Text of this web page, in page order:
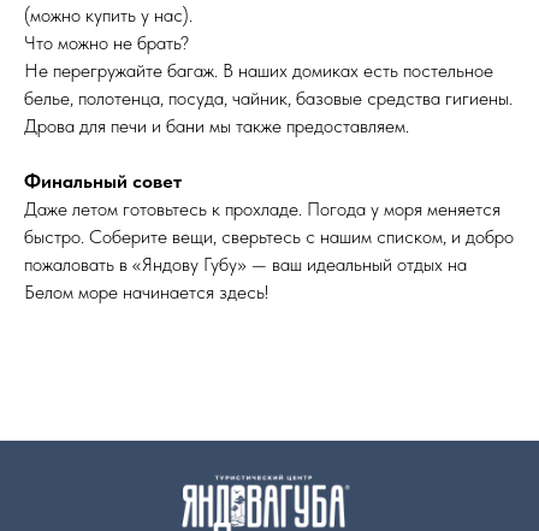
(можно купить у нас).
Что можно не брать?
Не перегружайте багаж. В наших домиках есть постельное
белье, полотенца, посуда, чайник, базовые средства гигиены.
Дрова для печи и бани мы также предоставляем.
Финальный совет
Даже летом готовьтесь к прохладе. Погода у моря меняется
быстро. Соберите вещи, сверьтесь с нашим списком, и добро
пожаловать в «Яндову Губу» — ваш идеальный отдых на
Белом море начинается здесь!